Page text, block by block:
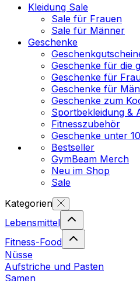
Kleidung Sale
Sale für Frauen
Sale für Männer
Geschenke
Geschenke für die
Geschenke für
Geschenke für
Geschenke zum
Sportbekleidung &
Fitnesszubehör
Geschenke unter
Bestseller
GymBeam Merch
Neu im Shop
Sale
Kategorien
Lebensmittel
Fitness-Food
Nüsse
Aufstriche und Pasten
Samen